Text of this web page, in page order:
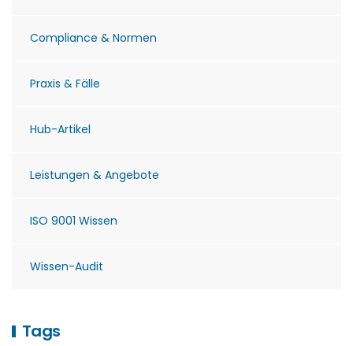
Compliance & Normen
Praxis & Fälle
Hub-Artikel
Leistungen & Angebote
ISO 9001 Wissen
Wissen-Audit
Tags